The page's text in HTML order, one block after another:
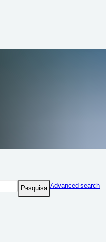
Pesquisa Advanced search